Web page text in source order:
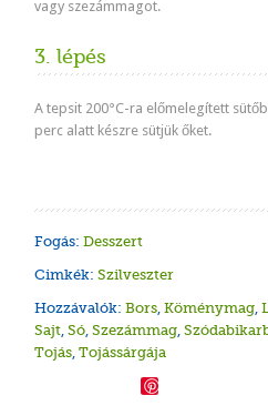
vagy szezámmagot.
3. lépés
A tepsit 200°C-ra előmelegített
perc alatt készre sütjük őket.
Fogás: Desszert
Cimkék: Szilveszter
Hozzávalók: Bors, Köménymag,
Sajt, Só, Szezámmag,
Tojás, Tojássárgája